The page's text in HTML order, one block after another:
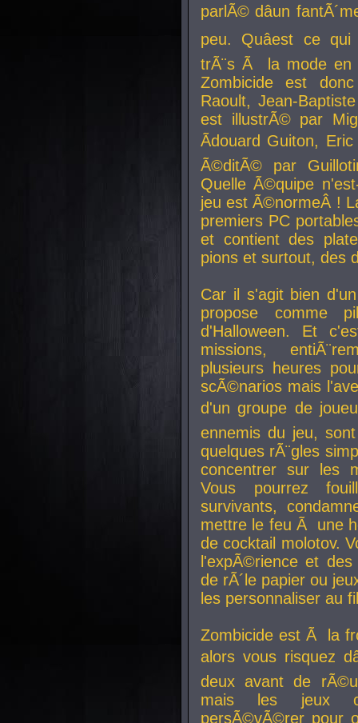
parlÃ© dâun
peu. Quâest ce
trÃ¨s Ã la mode en
Zombicide est
Raoult, Jean-
est illustrÃ© par
Ãdouard Guiton,
Ã©ditÃ© par
Quelle Ã©quipe
jeu est Ã©normeÂ !
premiers PC
et contient des
pions et surtout, des
Car il s'agit bien
propose comme
d'Halloween. Et
missions,
plusieurs heures
scÃ©narios mais
d'un groupe de
ennemis du jeu,
quelques rÃ¨gles
concentrer sur les
Vous pourrez
survivants,
mettre le feu Ã une
de cocktail molotov.
l'expÃ©rience et
de rÃ´le papier ou
les personnaliser au
Zombicide est Ã la
alors vous risquez
deux avant de
mais les jeux
persÃ©vÃ©rer pour